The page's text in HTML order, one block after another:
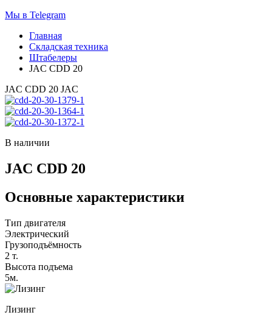
Мы в Telegram
Главная
Складская техника
Штабелеры
JAC CDD 20
JAC CDD 20 JAC
В наличии
JAC CDD 20
Основные характеристики
Тип двигателя
Электрический
Грузоподъёмность
2 т.
Высота подъема
5м.
Лизинг